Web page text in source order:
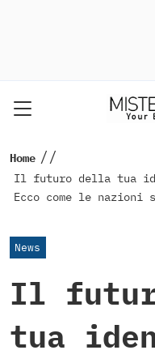
Home //
Il futuro della tua
Ecco come le nazioni
News
Il
tua